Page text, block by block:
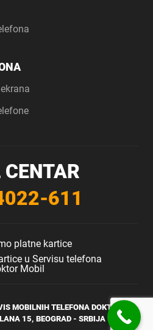
611
platne kartice
MOBILNIH TELEFONA DOKTOR
15, BEOGRAD - SRBIJA